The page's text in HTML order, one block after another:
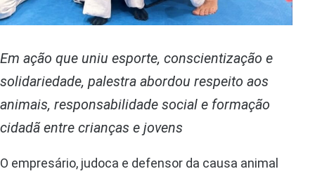
Em ação que uniu esporte, conscientização e
solidariedade, palestra abordou respeito aos
animais, responsabilidade social e formação
cidadã entre crianças e jovens
O empresário, judoca e defensor da causa animal